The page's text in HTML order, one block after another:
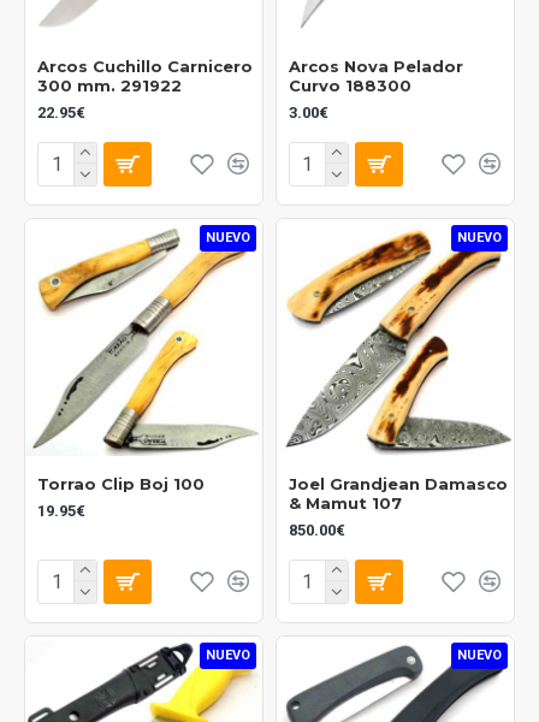
Arcos Cuchillo Carnicero
300 mm. 291922
22.95€
Arcos Nova Pelador
Curvo 188300
3.00€
NUEVO
Torrao Clip Boj 100
19.95€
NUEVO
Joel Grandjean Damasco
& Mamut 107
850.00€
NUEVO NUEVO